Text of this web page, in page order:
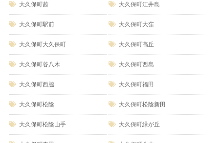
大久保町茜 大久保町江井島
大久保町駅前 大久保町大窪
大久保町大久保町 大久保町高丘
大久保町谷八木 大久保町西島
大久保町西脇 大久保町福田
大久保町松陰 大久保町松陰新田
大久保町松陰山手 大久保町緑が丘